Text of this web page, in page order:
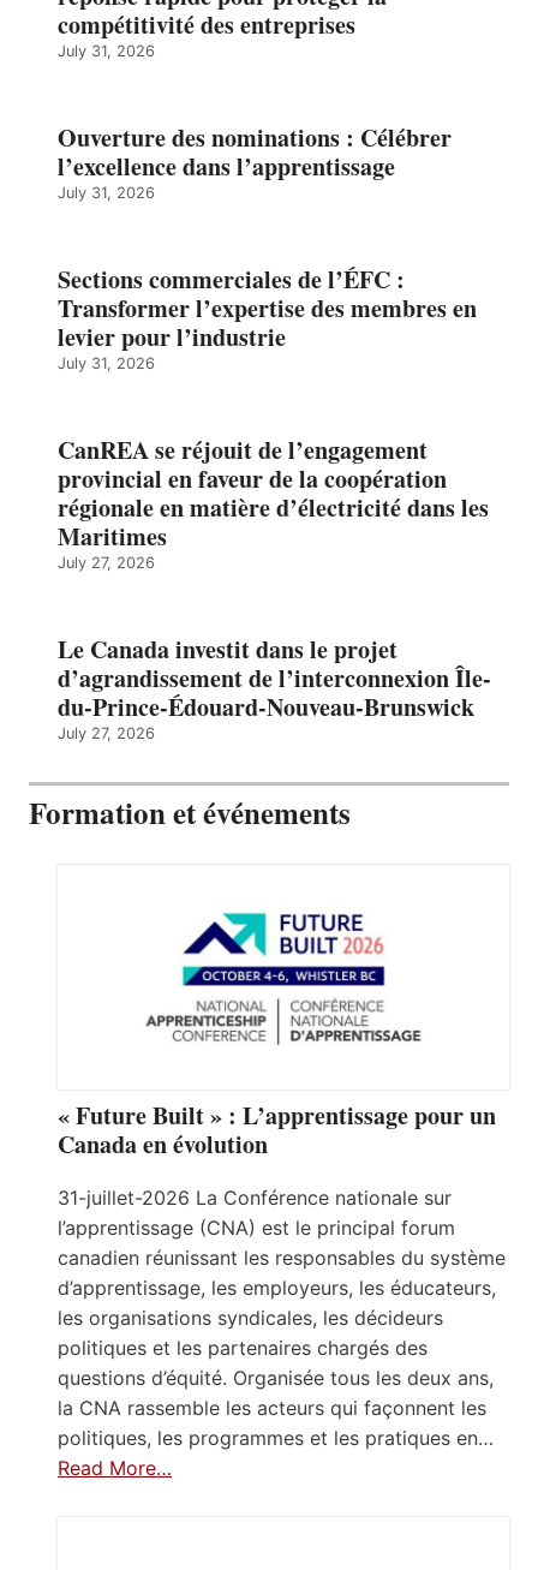
compétitivité des entreprises
July 31, 2026
Ouverture des nominations : Célébrer
l’excellence dans l’apprentissage
July 31, 2026
Sections commerciales de l’ÉFC :
Transformer l’expertise des membres en
levier pour l’industrie
July 31, 2026
CanREA se réjouit de l’engagement
provincial en faveur de la coopération
régionale en matière d’électricité dans les
Maritimes
July 27, 2026
Le Canada investit dans le projet
d’agrandissement de l’interconnexion Île-
du-Prince-Édouard-Nouveau-Brunswick
July 27, 2026
Formation et événements
« Future Built » : L’apprentissage pour un
Canada en évolution
31-juillet-2026 La Conférence nationale sur
l’apprentissage (CNA) est le principal forum
canadien réunissant les responsables du système
d’apprentissage, les employeurs, les éducateurs,
les organisations syndicales, les décideurs
politiques et les partenaires chargés des
questions d’équité. Organisée tous les deux ans,
la CNA rassemble les acteurs qui façonnent les
politiques, les programmes et les pratiques en…
Read More…